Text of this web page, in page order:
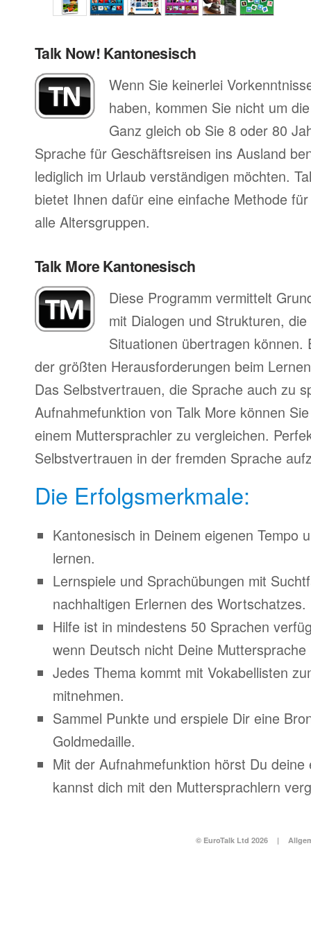
Talk Now! Kantonesisch
Wenn Sie keinerlei
haben, kommen Sie nicht um
Ganz gleich ob Sie 8 oder 80
Sprache für Geschäftsreisen ins Ausland
lediglich im Urlaub verständigen möchten.
bietet Ihnen dafür eine einfache Methode
alle Altersgruppen.
Talk More Kantonesisch
Diese Programm vermittelt
mit Dialogen und Strukturen,
Situationen übertragen können.
der größten Herausforderungen beim
Das Selbstvertrauen, die Sprache auch zu
Aufnahmefunktion von Talk More können
einem Muttersprachler zu vergleichen.
Selbstvertrauen in der fremden Sprache
Die Erfolgsmerkmale:
Kantonesisch in Deinem eigenen Tempo
lernen.
Lernspiele und Sprachübungen mit
nachhaltigen Erlernen des Wortschatzes.
Hilfe ist in mindestens 50 Sprachen
wenn Deutsch nicht Deine Muttersprache
Jedes Thema kommt mit Vokabellisten
mitnehmen.
Sammel Punkte und erspiele Dir eine
Goldmedaille.
Mit der Aufnahmefunktion hörst Du deine
kannst dich mit den Muttersprachlern
© EuroTalk Ltd 2026 |